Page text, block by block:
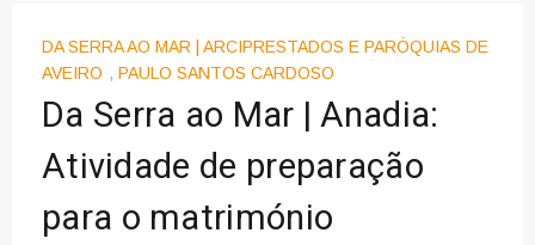
DA SERRA AO MAR | ARCIPRESTADOS E PARÓQUIAS DE
AVEIRO , PAULO SANTOS CARDOSO
Da Serra ao Mar | Anadia:
Atividade de preparação
para o matrimónio